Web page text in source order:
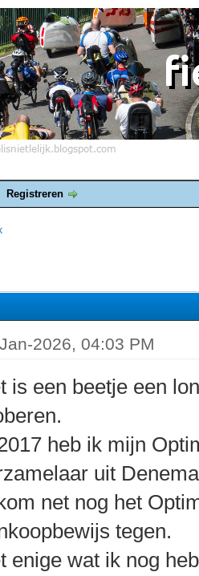
Registreren
2026, 04:03 PM
is een beetje een
heb ik mijn
uit
net nog het
tegen.
enige wat ik nog